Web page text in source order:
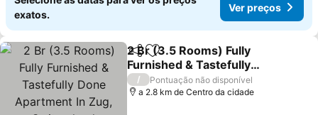
exatos.
Ver preços
PartilharAdicionar aos favoritos
2 Br (3.5 Rooms) Fully
Furnished & Tastefully
Done Apartment In Zug,
Switzerland
Ver preços
/
Pontuação não disponível
a 2.8 km de Centro da cidade